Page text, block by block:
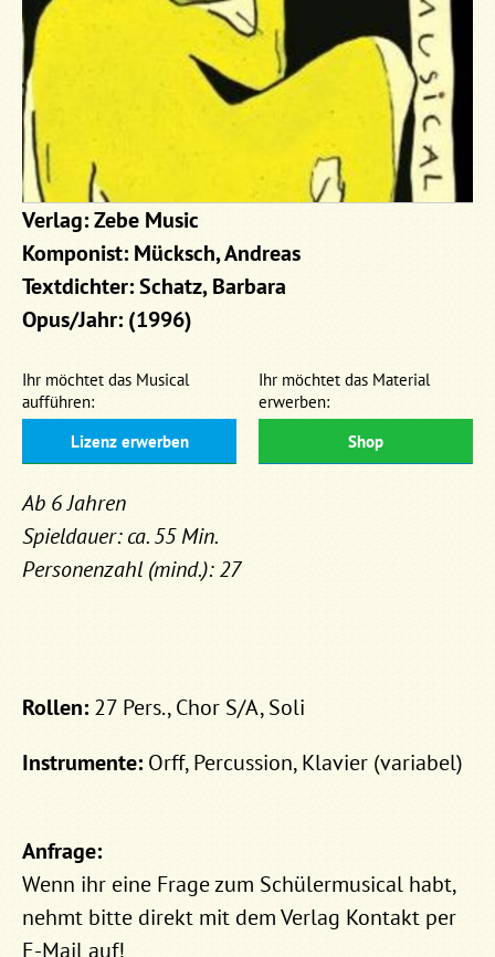
Verlag: Zebe Music
Komponist: Mücksch, Andreas
Textdichter: Schatz, Barbara
Opus/Jahr: (1996)
Ihr möchtet das Musical
aufführen:
Lizenz erwerben
Ihr möchtet das Material
erwerben:
Shop
Ab 6 Jahren
Spieldauer: ca. 55 Min.
Personenzahl (mind.): 27
Rollen: 27 Pers., Chor S/A, Soli
Instrumente: Orff, Percussion, Klavier (variabel)
Anfrage:
Wenn ihr eine Frage zum Schülermusical habt,
nehmt bitte direkt mit dem Verlag Kontakt per
E-Mailauf!